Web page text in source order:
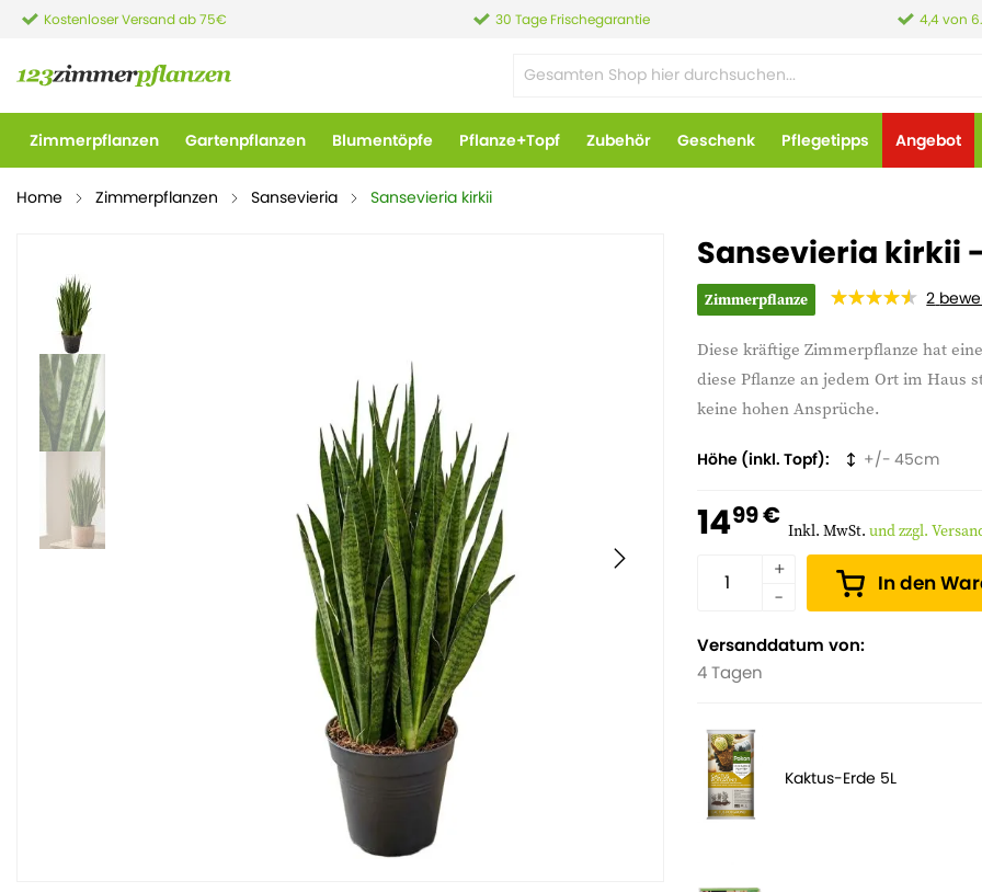
Kostenloser Versand ab 75€ 30 Tage Frischegarantie 4,4 von
Zimmerpflanzen Gartenpflanzen Blumentöpfe Pflanze+Topf Zubehör Geschenk Pflegetipps Angebot
Home Zimmerpflanzen Sansevieria Sansevieria kirkii
Sansevieria kirkii
Zimmerpflanze 2
Diese kräftige Zimmerpflanze hat
diese Pflanze an jedem Ort im Haus
keine hohen Ansprüche.
Höhe (inkl. Topf) 45
1499 € Inkl. MwSt.und zzgl.
In den
Versanddatum von:
4 Tagen
Kaktus-Erde 5L